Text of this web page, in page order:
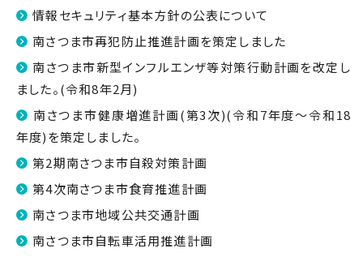
情報セキュリティ基本方針の公表について
南さつま市再犯防止推進計画を策定しました
南さつま市新型インフルエンザ等対策行動計画を改定し
ました。(令和8年2月)
南さつま市健康増進計画(第3次)(令和7年度～令和18
年度)を策定しました。
第2期南さつま市自殺対策計画
第4次南さつま市食育推進計画
南さつま市地域公共交通計画
南さつま市自転車活用推進計画